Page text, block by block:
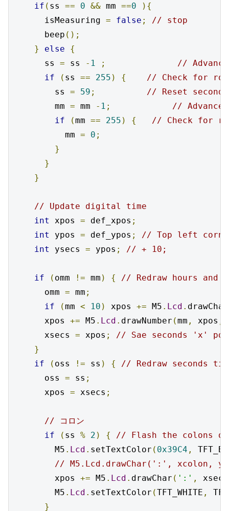
if ( ss == 0 && mm ==0
){
      isMeasuring
= false ;
// stop
      beep
();
}
else
{
      ss
= ss - 1 ;
//
if
( ss == 255 ) {
// Check for
        ss
= 59 ;
// Reset
        mm
= mm - 1 ;
// Advance
if
(mm == 255 ) {
// Check for
          mm
= 0 ;
}
}
}
// Update digital time
int
xpos = def_xpos ;
int
ypos = def_ypos ;
// Top left
int
ysecs = ypos ; // + 10;
if ( omm != mm ) {
// Redraw hours and
      omm
= mm ;
if
(mm < 10 ) xpos += M5 . Lcd . drawChar
      xpos
+= M5 . Lcd . drawNumber (mm , xpos
      xsecs
= xpos ;
// Sae seconds 'x'
}
if
( oss != ss ) {
// Redraw seconds
      oss
= ss ;
      xpos
= xsecs ;
// コロン
if
( ss % 2 ) {
// Flash the colons
        M5
. Lcd . setTextColor ( 0x39C4 ,
// M5.Lcd.drawChar(':',
        xpos
+= M5 . Lcd . drawChar ( ':' , xsecs
        M5
. Lcd . setTextColor (TFT_WHITE ,
}